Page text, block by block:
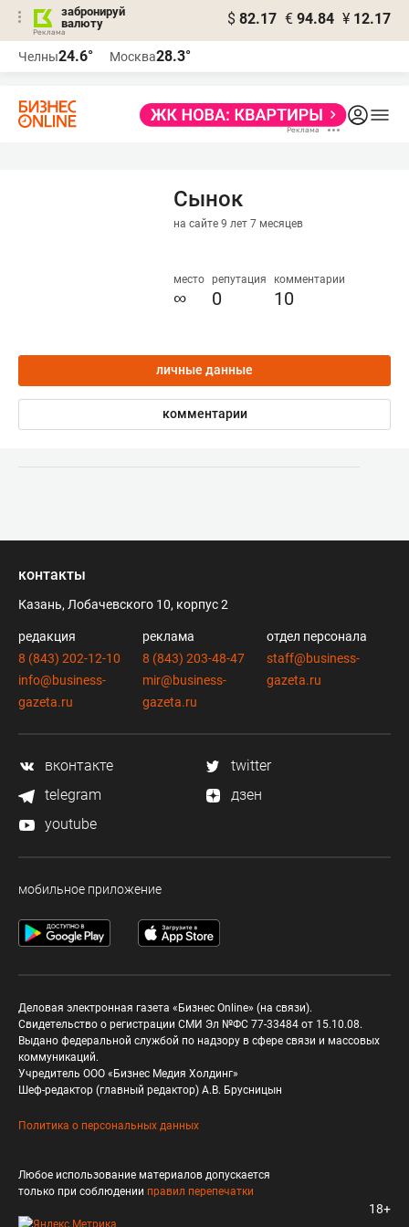
забронируй
валюту
$ 82.17 € 94.84 ¥ 12.17
Челны24.6° Москва28.3°
Сынок
на сайте 9 лет 7 месяцев
место
∞
репутация
0
комментарии
10
личные данные
комментарии
контакты
Казань, Лобачевского 10, корпус 2
редакция
8 (843) 202-12-10
info@business-
gazeta.ru
реклама
8 (843) 203-48-47
mir@business-
gazeta.ru
отдел персонала
staff@business-
gazeta.ru
вконтакте
twitter
telegram
дзен
youtube
мобильное приложение
Деловая электронная газета «Бизнес Online» (на связи).
Свидетельство о регистрации СМИ Эл №ФС 77-33484 от 15.10.08.
Выдано федеральной службой по надзору в сфере связи и массовых
коммуникаций.
Учредитель ООО «Бизнес Медия Холдинг»
Шеф-редактор (главный редактор) А.В. Брусницын
Политика о персональных данных
Любое использование материалов допускается
только при соблюдении правил перепечатки
18+